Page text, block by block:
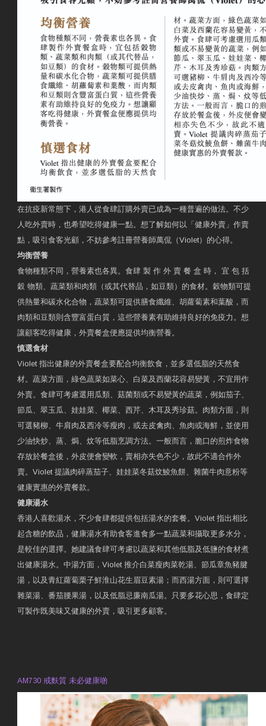
在抗疫新常態下，港人從食肆訂購外賣已成為一種普遍的做法。不少
人吃外賣時，也希望吃得健康一點。想了解如何以「健康外賣」作賣
點，吸引食客光顧，不妨參考註冊營養師萬侃（Violet）的心得。
均衡營養
食物種類不同，營養素也各異。食肆 製 作 外 賣 餐 盒 時， 宜 包 括
穀 物類、蔬菜類和肉類（或其代替品，如豆類）的食材。穀物類可提
供熱量和碳水化合物，蔬菜類可提供膳食纖維、胡蘿蔔素和葉酸，而
肉類和豆類則含豐富蛋白質，這些營養素有助維持良好的免疫力。想
讓顧客吃得健康，外賣餐盒便應提供均衡營養。
慎選食材
Violet 指出健康的外賣餐盒要配合均衡飲食，並多選低脂的天然食
材。蔬菜方面，綠色蔬菜如菜心、白菜及西蘭花容易變黃，不宜用作
外賣。食肆可考慮選用瓜類、菇菌類或不易變黃的蔬菜，例如茄子、
節瓜、翠玉瓜、娃娃菜、椰菜、西芹、木耳及秀珍菇。肉類方面，則
可選豬柳、牛肩肉及西冷等瘦肉，或去皮禽肉、魚肉或海鮮，並使用
少油快炒、蒸、焗、炆等低脂烹調方法。一般而言，脆口的煎炸食物
存放於餐盒後，外皮便會變軟，賣相亦失色不少，故此不適合作外
賣。Violet 提議肉碎蒸茄子、娃娃菜冬菇炆鯪魚餅、雜菌牛肉意粉等
健康實惠的外賣餐款。
健康湯水
香港人喜歡湯水，不少食肆都提供包括湯水的套餐。Violet 指出相比
起含糖的飲品，健康湯水有助食客進食多一點蔬菜和攝取更多水分，
是較佳的選擇。她建議食肆可考慮以蔬菜和其他低脂及低鹽的食材煮
出健康湯水。中湯方面，Violet 推介白菜瘦肉菜乾湯、節瓜章魚豬腱
湯，以及青紅蘿蔔栗子鮮淮山花生眉豆素湯；而西湯方面，則可選擇
雜菜湯、番茄腰果湯，以及低脂忌廉南瓜湯。只要多花心思，食肆定
可製作既美味又健康的外賣，吸引更多顧客。
AM730 戒麩質 未必健康啲